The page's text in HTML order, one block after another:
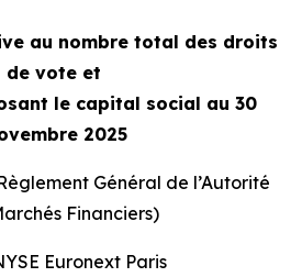
au nombre total des droits
de vote et
le capital social au 30
2025
Général de l’Autorité
Financiers)
Euronext Paris